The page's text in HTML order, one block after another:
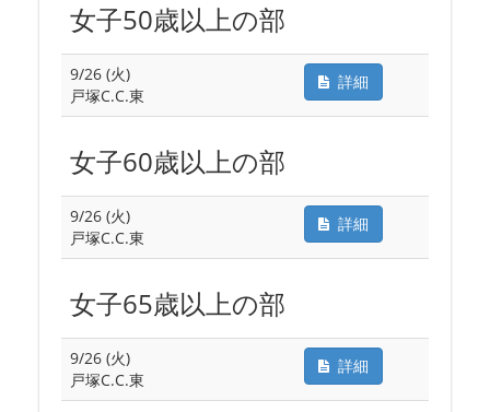
女子50歳以上の部
9/26 (火)
戸塚C.C.東
詳細
女子60歳以上の部
9/26 (火)
戸塚C.C.東
詳細
女子65歳以上の部
9/26 (火)
戸塚C.C.東
詳細